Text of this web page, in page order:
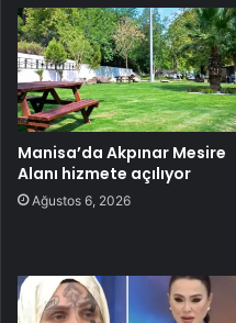
Manisa’da Akpınar Mesire
Alanı hizmete açılıyor
Ağustos 6, 2026